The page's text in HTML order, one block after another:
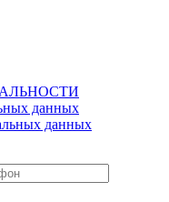
данных
данных